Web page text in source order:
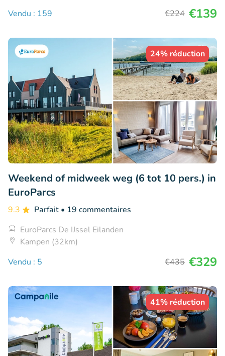
Vendu : 159
€224 €139
24% réduction
Weekend of midweek weg (6 tot 10 pers.) in
EuroParcs
9.3 Parfait • 19 commentaires
EuroParcs De IJssel Eilanden
Kampen (32km)
Vendu : 5
€435 €329
41% réduction